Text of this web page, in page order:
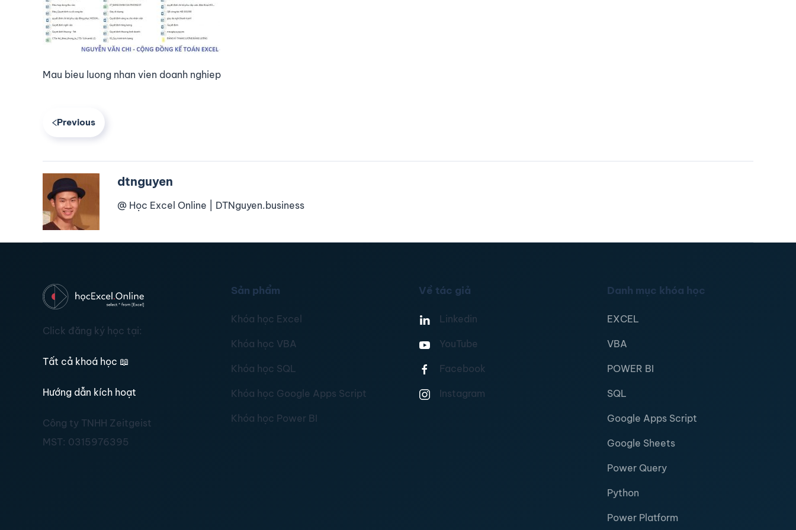
Mau bieu luong nhan vien doanh nghiep
Previous
dtnguyen
@ Học Excel Online | DTNguyen.business
Click đăng ký học tại:
Tất cả khoá học 📖
Hướng dẫn kích hoạt
Công ty TNHH Zeitgeist
MST: 0315976395
Sản phẩm
Khóa học Excel
Khóa học VBA
Khóa học SQL
Khóa học Google Apps Script
Khóa học Power BI
Về tác giả
Linkedin
YouTube
Facebook
Instagram
Danh mục khóa học
EXCEL
VBA
POWER BI
SQL
Google Apps Script
Google Sheets
Power Query
Python
Power Platform